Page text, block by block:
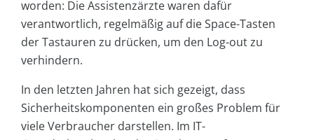
worden: Die Assistenzärzte waren dafür
verantwortlich, regelmäßig auf die Space-Tasten
der Tastauren zu drücken, um den Log-out zu
verhindern.
In den letzten Jahren hat sich gezeigt, dass
Sicherheitskomponenten ein großes Problem für
viele Verbraucher darstellen. Im IT-